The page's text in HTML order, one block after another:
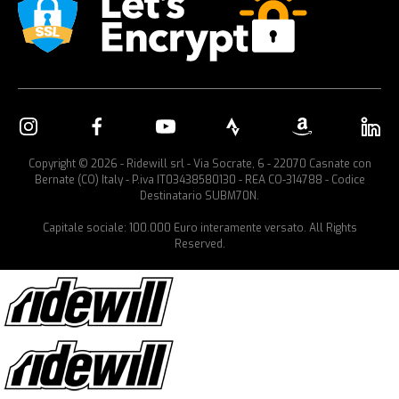
Copyright © 2026 - Ridewill srl - Via Socrate, 6 - 22070 Casnate con
Bernate (CO) Italy - P.iva IT03438580130 - REA CO-314788 - Codice
Destinatario SUBM70N.
Capitale sociale: 100.000 Euro interamente versato. All Rights
Reserved.